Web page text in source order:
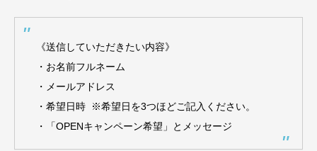
《送信していただきたい内容》
・お名前フルネーム
・メールアドレス
・希望日時 ※希望日を3つほどご記入ください。
・「OPENキャンペーン希望」とメッセージ